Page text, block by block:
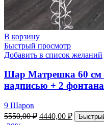
В корзину
Быстрый просмотр
Добавить в список желаний
Шар Матрешка 60 см
надписью + 2
9 Шаров
5550,00₽ 4440,00 ₽